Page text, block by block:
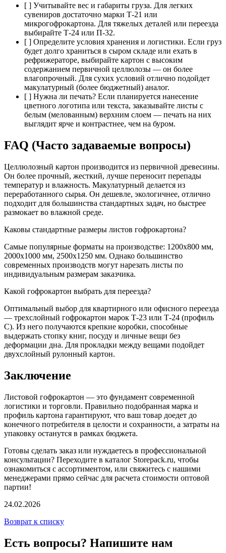
[ ] Учитывайте вес и габариты груза. Для легких
сувениров достаточно марки Т-21 или
микрогофрокартона. Для тяжелых деталей или переезда
выбирайте Т-24 или П-32.
[ ] Определите условия хранения и логистики. Если груз
будет долго храниться в сыром складе или ехать в
рефрижераторе, выбирайте картон с высоким
содержанием первичной целлюлозы — он более
влагопрочный. Для сухих условий отлично подойдет
макулатурный (более бюджетный) аналог.
[ ] Нужна ли печать? Если планируется нанесение
цветного логотипа или текста, заказывайте листы с
белым (мелованным) верхним слоем — печать на них
выглядит ярче и контрастнее, чем на буром.
FAQ (Часто задаваемые вопросы)
Целлюлозный картон производится из первичной древесины.
Он более прочный, жесткий, лучше переносит перепады
температур и влажность. Макулатурный делается из
переработанного сырья. Он дешевле, экологичнее, отлично
подходит для большинства стандартных задач, но быстрее
размокает во влажной среде.
Каковы стандартные размеры листов гофрокартона?
Самые популярные форматы на производстве: 1200х800 мм,
2000х1000 мм, 2500х1250 мм. Однако большинство
современных производств могут нарезать листы по
индивидуальным размерам заказчика.
Какой гофрокартон выбрать для переезда?
Оптимальный выбор для квартирного или офисного переезда
— трехслойный гофрокартон марок Т-23 или Т-24 (профиль
С). Из него получаются крепкие коробки, способные
выдержать стопку книг, посуду и личные вещи без
деформации дна. Для прокладки между вещами подойдет
двухслойный рулонный картон.
Заключение
Листовой гофрокартон — это фундамент современной
логистики и торговли. Правильно подобранная марка и
профиль картона гарантируют, что ваш товар доедет до
конечного потребителя в целости и сохранности, а затраты на
упаковку останутся в рамках бюджета.
Готовы сделать заказ или нуждаетесь в профессиональной
консультации? Переходите в каталог Storepack.ru, чтобы
ознакомиться с ассортиментом, или свяжитесь с нашими
менеджерами прямо сейчас для расчета стоимости оптовой
партии!
24.02.2026
Возврат к списку
Есть вопросы? Напишите нам